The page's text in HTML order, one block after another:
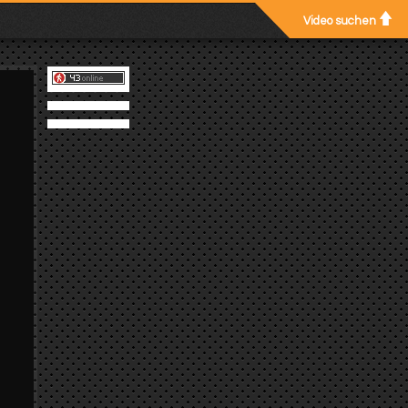
Video suchen